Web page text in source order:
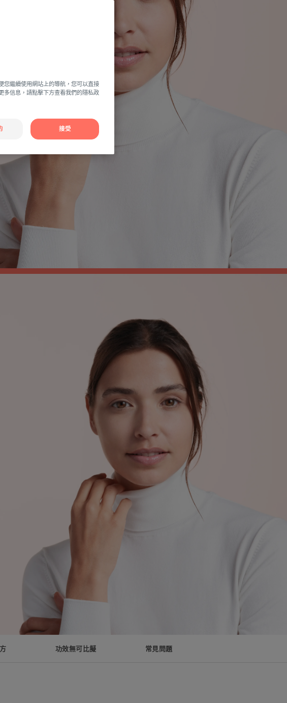
功效無可比擬 常見問題
您繼續使用網站上的導航，您可以直接
多信息，請點擊下方查看我們的隱私政
接受